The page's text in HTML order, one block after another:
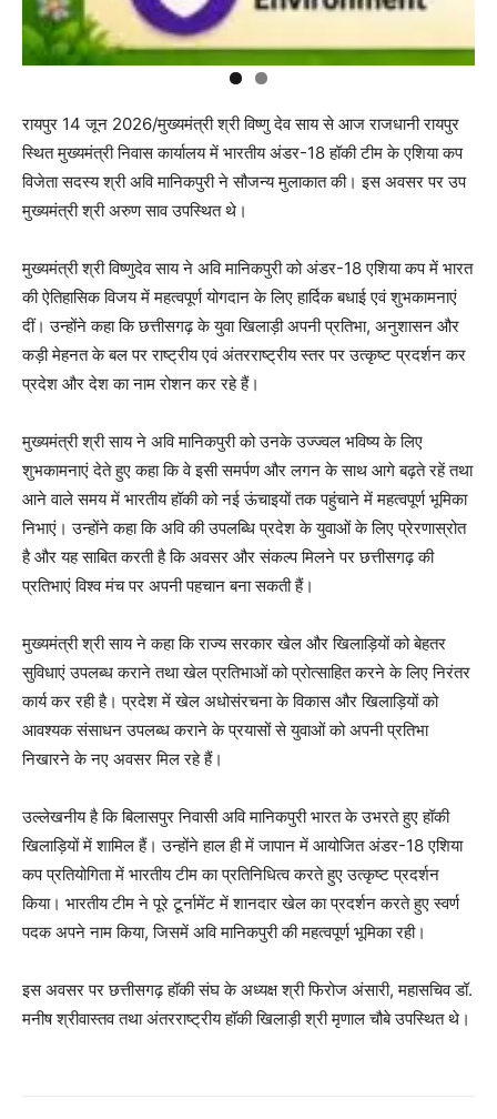
रायपुर 14 जून 2026/मुख्यमंत्री श्री विष्णु देव साय से आज राजधानी रायपुर
स्थित मुख्यमंत्री निवास कार्यालय में भारतीय अंडर-18 हॉकी टीम के एशिया कप
विजेता सदस्य श्री अवि मानिकपुरी ने सौजन्य मुलाकात की। इस अवसर पर उप
मुख्यमंत्री श्री अरुण साव उपस्थित थे।
मुख्यमंत्री श्री विष्णुदेव साय ने अवि मानिकपुरी को अंडर-18 एशिया कप में भारत
की ऐतिहासिक विजय में महत्वपूर्ण योगदान के लिए हार्दिक बधाई एवं शुभकामनाएं
दीं। उन्होंने कहा कि छत्तीसगढ़ के युवा खिलाड़ी अपनी प्रतिभा, अनुशासन और
कड़ी मेहनत के बल पर राष्ट्रीय एवं अंतरराष्ट्रीय स्तर पर उत्कृष्ट प्रदर्शन कर
प्रदेश और देश का नाम रोशन कर रहे हैं।
मुख्यमंत्री श्री साय ने अवि मानिकपुरी को उनके उज्ज्वल भविष्य के लिए
शुभकामनाएं देते हुए कहा कि वे इसी समर्पण और लगन के साथ आगे बढ़ते रहें तथा
आने वाले समय में भारतीय हॉकी को नई ऊंचाइयों तक पहुंचाने में महत्वपूर्ण भूमिका
निभाएं। उन्होंने कहा कि अवि की उपलब्धि प्रदेश के युवाओं के लिए प्रेरणास्रोत
है और यह साबित करती है कि अवसर और संकल्प मिलने पर छत्तीसगढ़ की
प्रतिभाएं विश्व मंच पर अपनी पहचान बना सकती हैं।
मुख्यमंत्री श्री साय ने कहा कि राज्य सरकार खेल और खिलाड़ियों को बेहतर
सुविधाएं उपलब्ध कराने तथा खेल प्रतिभाओं को प्रोत्साहित करने के लिए निरंतर
कार्य कर रही है। प्रदेश में खेल अधोसंरचना के विकास और खिलाड़ियों को
आवश्यक संसाधन उपलब्ध कराने के प्रयासों से युवाओं को अपनी प्रतिभा
निखारने के नए अवसर मिल रहे हैं।
उल्लेखनीय है कि बिलासपुर निवासी अवि मानिकपुरी भारत के उभरते हुए हॉकी
खिलाड़ियों में शामिल हैं। उन्होंने हाल ही में जापान में आयोजित अंडर-18 एशिया
कप प्रतियोगिता में भारतीय टीम का प्रतिनिधित्व करते हुए उत्कृष्ट प्रदर्शन
किया। भारतीय टीम ने पूरे टूर्नामेंट में शानदार खेल का प्रदर्शन करते हुए स्वर्ण
पदक अपने नाम किया, जिसमें अवि मानिकपुरी की महत्वपूर्ण भूमिका रही।
इस अवसर पर छत्तीसगढ़ हॉकी संघ के अध्यक्ष श्री फिरोज अंसारी, महासचिव डॉ.
मनीष श्रीवास्तव तथा अंतरराष्ट्रीय हॉकी खिलाड़ी श्री मृणाल चौबे उपस्थित थे।